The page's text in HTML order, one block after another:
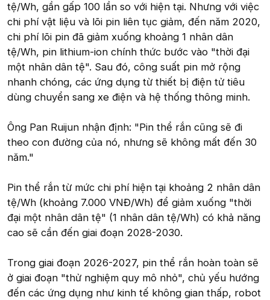
tệ/Wh, gần gấp 100 lần so với hiện tại. Nhưng với việc
chi phí vật liệu và lõi pin liên tục giảm, đến năm 2020,
chi phí lõi pin đã giảm xuống khoảng 1 nhân dân
tệ/Wh, pin lithium-ion chính thức bước vào "thời đại
một nhân dân tệ". Sau đó, công suất pin mở rộng
nhanh chóng, các ứng dụng từ thiết bị điện tử tiêu
dùng chuyển sang xe điện và hệ thống thông minh.
Ông Pan Ruijun nhận định: "Pin thể rắn cũng sẽ đi
theo con đường của nó, nhưng sẽ không mất đến 30
năm."
Pin thể rắn từ mức chi phí hiện tại khoảng 2 nhân dân
tệ/Wh (khoảng 7.000 VNĐ/Wh) để giảm xuống "thời
đại một nhân dân tệ" (1 nhân dân tệ/Wh) có khả năng
cao sẽ cần đến giai đoạn 2028-2030.
Trong giai đoạn 2026-2027, pin thể rắn hoàn toàn sẽ
ở giai đoạn "thử nghiệm quy mô nhỏ", chủ yếu hướng
đến các ứng dụng như kinh tế không gian thấp, robot